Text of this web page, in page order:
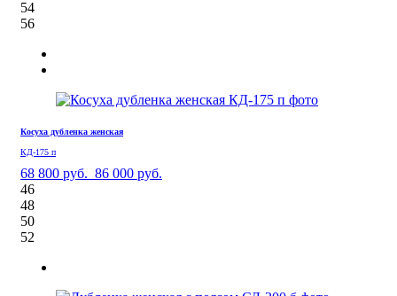
54
56
Косуха дубленка женская
КД-175 п
68 800 руб. 86 000 руб.
46
48
50
52